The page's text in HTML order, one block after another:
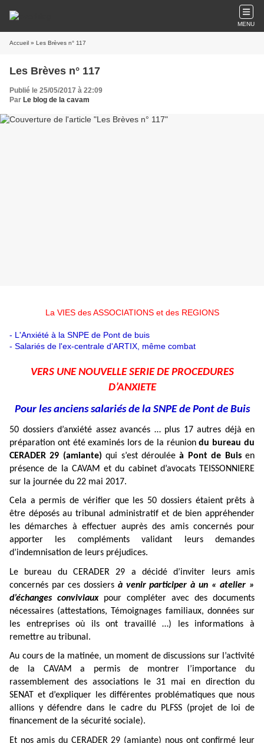
MENU
Accueil » Les Brèves n° 117
Les Brèves n° 117
Publié le 25/05/2017 à 22:09
Par Le blog de la cavam
La VIES des ASSOCIATIONS et des REGIONS
- L'Anxiété à la SNPE de Pont de buis
- Salariés de l'ex-centrale d'ARTIX, même combat
VERS UNE NOUVELLE SERIE DE PROCEDURES
D’ANXIETE
Pour les anciens salariés de la SNPE de Pont de Buis
50 dossiers d’anxiété assez avancés … plus 17 autres déjà en
préparation ont été examinés lors de la réuniondu bureau du
CERADER 29 (amiante) qui s’est dérouléeà Pont de Buisen
présence de la CAVAM et du cabinet d’avocats TEISSONNIERE
sur la journée du 22 mai 2017.
Cela a permis de vérifier que les 50 dossiers étaient prêts à
être déposés au tribunal administratif et de bien appréhender
les démarches à effectuer auprès des amis concernés pour
apporter les compléments validant leurs demandes
d’indemnisation de leurs préjudices.
Le bureau du CERADER 29 a décidé d’inviter leurs amis
concernés par ces dossiers à venir participer à un « atelier »
d’échanges conviviauxpour compléter avec des documents
nécessaires (attestations, Témoignages familiaux, données sur
les entreprises où ils ont travaillé …) les informations à
remettre au tribunal.
Au cours de la matinée, un moment de discussions sur l’activité
de la CAVAM a permis de montrer l’importance du
rassemblement des associations le 31 mai en direction du
SENAT et d’expliquer les différentes problématiques que nous
allions y défendre dans le cadre du PLFSS (projet de loi de
financement de la sécurité sociale).
Et nos amis du CERADER 29 (amiante) nous ont confirmé leur